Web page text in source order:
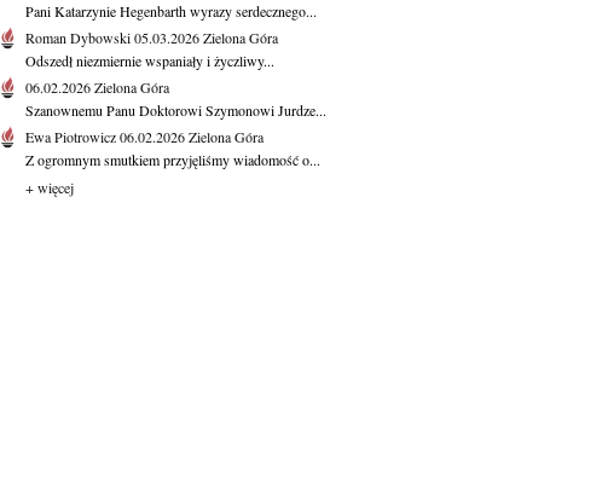
Pani Katarzynie Hegenbarth wyrazy serdecznego...
Roman Dybowski05.03.2026Zielona Góra
Odszedł niezmiernie wspaniały i życzliwy...
06.02.2026Zielona Góra
Szanownemu Panu Doktorowi Szymonowi Jurdze...
Ewa Piotrowicz06.02.2026Zielona Góra
Z ogromnym smutkiem przyjęliśmy wiadomość o...
+ więcej